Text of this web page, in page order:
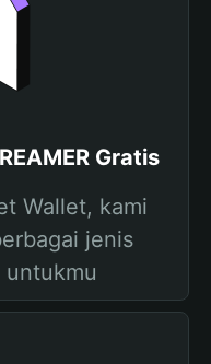
Gratis
Wallet, kami
jenis